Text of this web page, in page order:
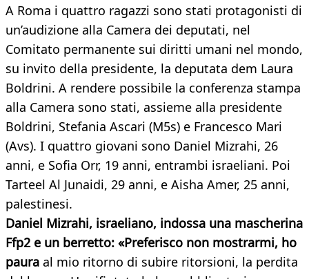
A Roma i quattro ragazzi sono stati protagonisti di
un’audizione alla Camera dei deputati, nel
Comitato permanente sui diritti umani nel mondo,
su invito della presidente, la deputata dem Laura
Boldrini. A rendere possibile la conferenza stampa
alla Camera sono stati, assieme alla presidente
Boldrini, Stefania Ascari (M5s) e Francesco Mari
(Avs). I quattro giovani sono Daniel Mizrahi, 26
anni, e Sofia Orr, 19 anni, entrambi israeliani. Poi
Tarteel Al Junaidi, 29 anni, e Aisha Amer, 25 anni,
palestinesi.
Daniel Mizrahi, israeliano, indossa una mascherina
Ffp2 e un berretto: «Preferisco non mostrarmi, ho
paura al mio ritorno di subire ritorsioni, la perdita